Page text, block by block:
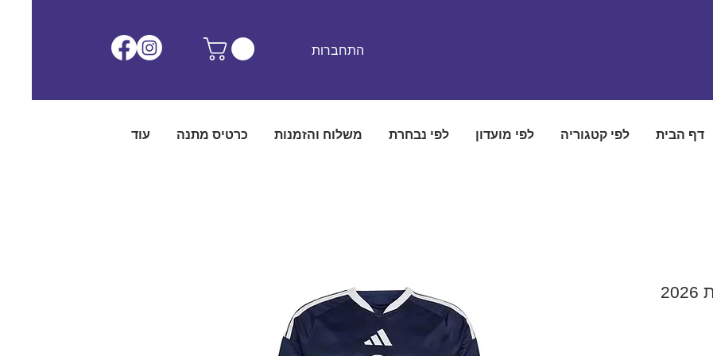
התחברות
דף הבית לפי קטגוריה לפי מועדון לפי נבחרת משלוח והזמנות כרטיס מתנה עוד